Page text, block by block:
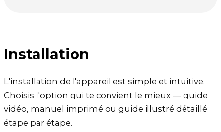
Installation
L'installation de l'appareil est simple et intuitive.
Choisis l'option qui te convient le mieux — guide
vidéo, manuel imprimé ou guide illustré détaillé
étape par étape.